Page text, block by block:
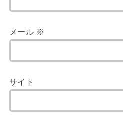
メール ※
サイト